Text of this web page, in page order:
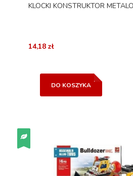
KLOCKI KONSTRUKTOR
14,18 zł
DO KOSZYKA